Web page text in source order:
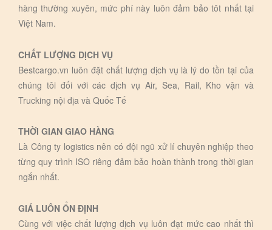
hàng thường xuyên, mức phí này luôn đảm bảo tôt nhất tại
Việt Nam.
CHẤT LƯỢNG DỊCH VỤ
Bestcargo.vn luôn đặt chất lượng dịch vụ là lý do tồn tại của
chúng tôi đối với các dịch vụ Air, Sea, Rail, Kho vận và
Trucking nội địa và Quốc Tế
THỜI GIAN GIAO HÀNG
Là Công ty logistics nên có đội ngũ xử lí chuyên nghiệp theo
từng quy trình ISO riêng đảm bảo hoàn thành trong thời gian
ngắn nhất.
GIÁ LUÔN ỔN ĐỊNH
Cùng với việc chất lượng dịch vụ luôn đạt mức cao nhất thì